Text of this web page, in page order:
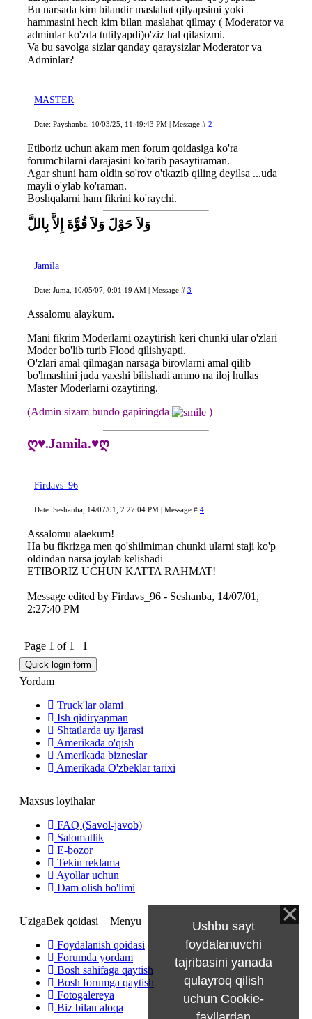
Bu narsada kim bilandir maslahat qilyapsimi yoki
hammasini hech kim bilan maslahat qilmay ( Moderator va
adminlar ko'zda tutilyapdi)o'ziz hal qilasizmi.
Va bu savolga sizlar qanday qaraysizlar Moderator va
Adminlar?
MASTER
Date: Payshanba, 10/03/25, 11:49:43 PM | Message # 2
Etiboriz uchun akam men forum qoidasiga ko'ra
forumchilarni darajasini ko'tarib pasaytiraman.
Agar shuni ham oldin so'rov o'tkazib qiling deyilsa ...uda
mayli o'ylab ko'raman.
Boshqalarni ham fikrini ko'raychi.
وَلاَ حَوْلَ وَلاَ قُوَّةَ إِلاَّ بِاللَّ
Jamila
Date: Juma, 10/05/07, 0:01:19 AM | Message # 3
Assalomu alaykum.
Mani fikrim Moderlarni ozaytirish keri chunki ular o'zlari
Moder bo'lib turib Flood qilishyapti.
O'zlari amal qilmagan narsaga birovlarni amal qilib
bo'lmashini juda yaxshi bilishadi ammo na iloj hullas
Master Moderlarni ozaytiring.
(Admin sizam bundo gapiringda
)
ღ♥.Jamila.♥ღ
Firdavs_96
Date: Seshanba, 14/07/01, 2:27:04 PM | Message # 4
Assalomu alaekum!
Ha bu fikrizga men qo'shilmiman chunki ularni staji ko'p
oldindan narsa joylab kelishadi
ETIBORIZ UCHUN KATTA RAHMAT!
Message edited by Firdavs_96 - Seshanba, 14/07/01,
2:27:40 PM
Page 1 of 1 1
Yordam
Truck'lar olami
Ish qidiryapman
Shtatlarda uy ijarasi
Amerikada o'qish
Amerikada bizneslar
Amerikada O'zbeklar tarixi
Maxsus loyihalar
FAQ (Savol-javob)
Salomatlik
E-bozor
Tekin reklama
Ayollar uchun
Dam olish bo'limi
UzigaBek qoidasi + Menyu
Foydalanish qoidasi
Forumda yordam
Bosh sahifaga qaytish
Bosh forumga qaytish
Fotogalereya
Biz bilan aloqa
Ushbu sayt
foydalanuvchi
tajribasini yanada
qulayroq qilish
uchun Cookie-